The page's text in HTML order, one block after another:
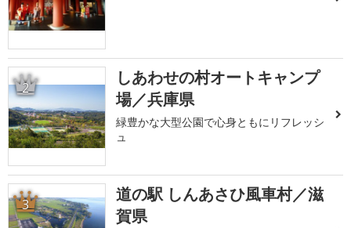
2
しあわせの村オートキャンプ
場／兵庫県
緑豊かな大型公園で心身ともにリフレッシ
ュ
3
道の駅 しんあさひ風車村／滋
賀県